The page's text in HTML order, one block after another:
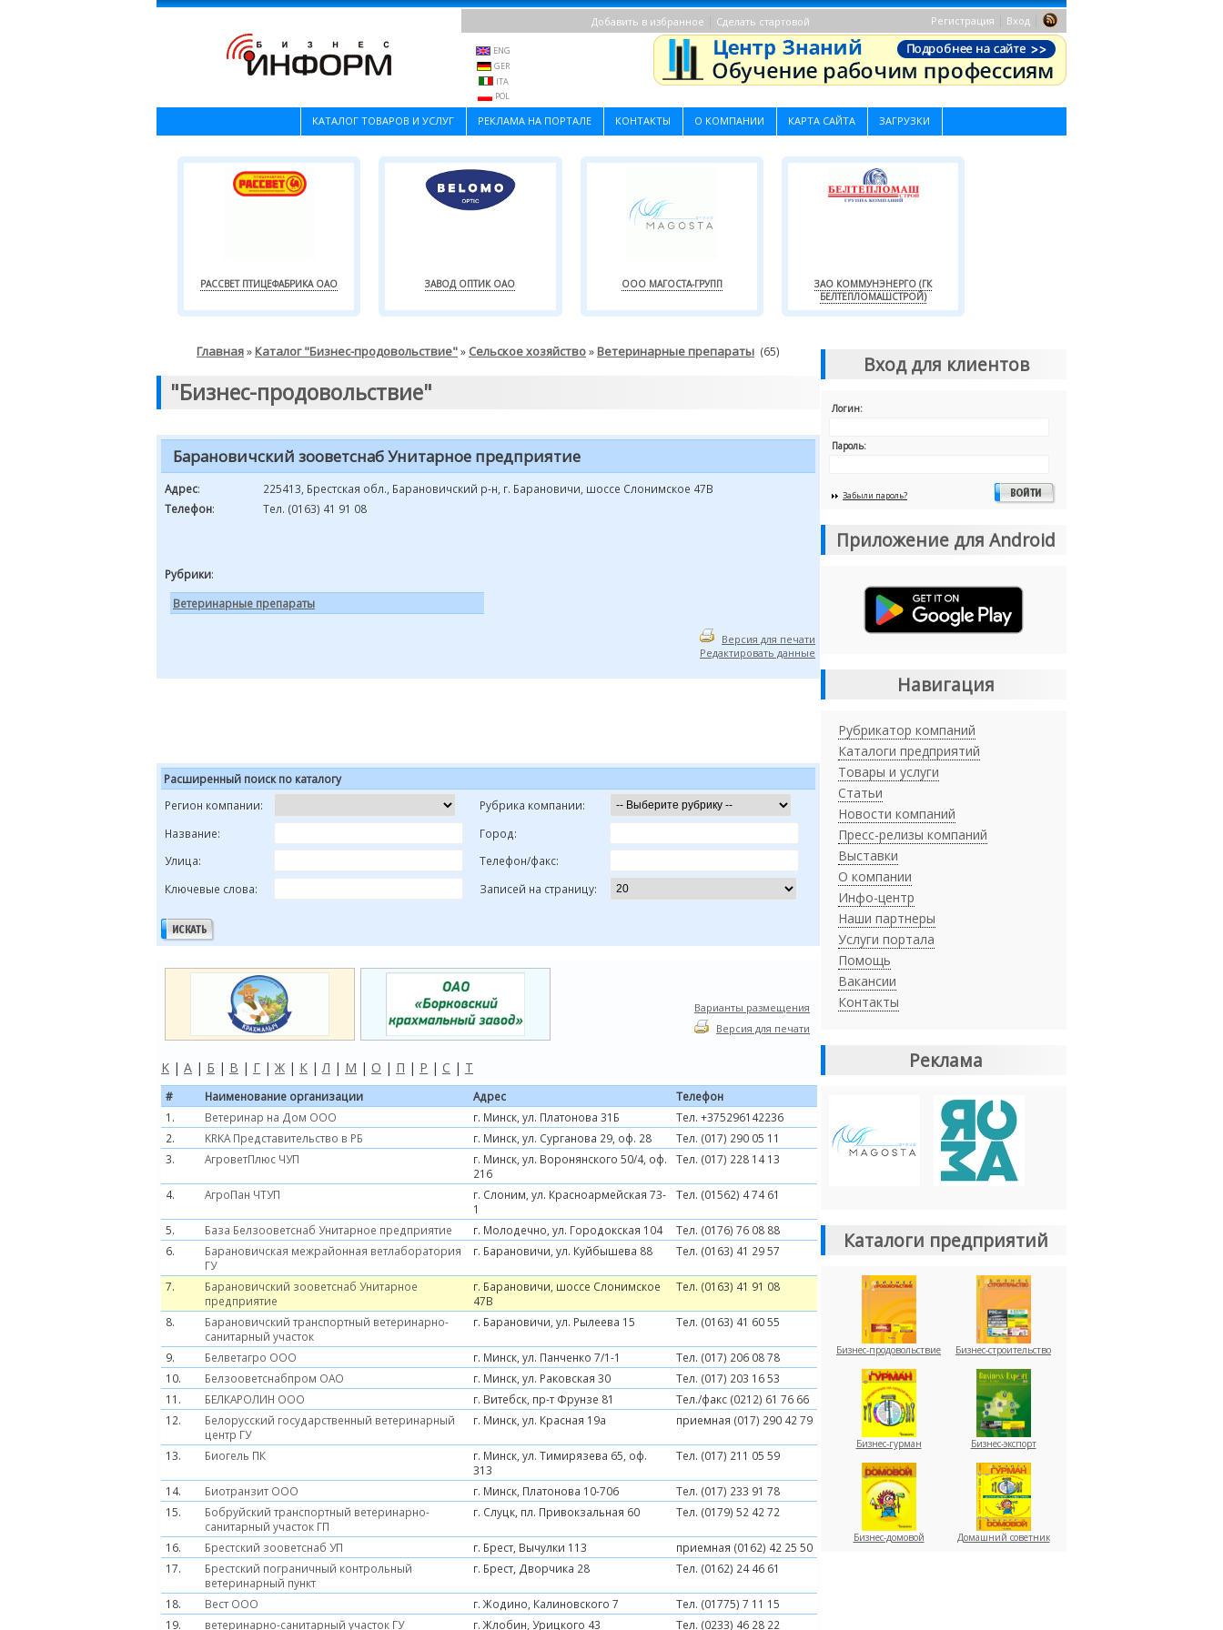
Регистрация Вход
Добавить в избранное Сделать стартовой
ENG
GER
ITA
POL
КАТАЛОГ ТОВАРОВ И УСЛУГ РЕКЛАМА НА ПОРТАЛЕ КОНТАКТЫ О КОМПАНИИ КАРТА САЙТА ЗАГРУЗКИ
РАССВЕТ ПТИЦЕФАБРИКА ОАО ЗАВОД ОПТИК ОАО ООО МАГОСТА-ГРУПП
ЗАО КОММУНЭНЕРГО (ГК
БЕЛТЕПЛОМАШСТРОЙ)
Главная» Каталог "Бизнес-продовольствие"» Сельское хозяйство» Ветеринарные препараты (65)
"Бизнес-продовольствие"
Барановичский зооветснаб Унитарное предприятие
Адрес:
225413, Брестская обл., Барановичский р-н, г. Барановичи, шоссе Слонимское 47В
Телефон: Тел. (0163) 41 91 08
Рубрики:
Ветеринарные препараты
Версия для печати
Редактировать данные
Расширенный поиск по каталогу
Регион компании:
Рубрика компании:
Название:
Город:
Улица:
Телефон/факс:
Ключевые слова:
Записей на страницу:
Варианты размещения
Версия для печати
K | А | Б | В | Г | Ж | К |Л | М | О | П | Р | С | Т
# Наименование организации Адрес
Телефон
1.
Ветеринар на Дом ООО г. Минск, ул. Платонова 31Б
Тел. +375296142236
2.
KRKA Представительство в РБ г. Минск, ул. Сурганова 29, оф. 28
Тел. (017) 290 05 11
3.
АгроветПлюс ЧУП
г. Минск, ул. Воронянского 50/4, оф.
216
Тел. (017) 228 14 13
4. АгроПан ЧТУП
г. Слоним, ул. Красноармейская 73-
1
Тел. (01562) 4 74 61
5. База Белзооветснаб Унитарное предприятие г. Молодечно, ул. Городокская 104
Тел. (0176) 76 08 88
6.
Барановичская межрайонная ветлаборатория
ГУ
г. Барановичи, ул. Куйбышева 88 Тел. (0163) 41 29 57
7.
Барановичский зооветснаб Унитарное
предприятие
г. Барановичи, шоссе Слонимское
47В
Тел. (0163) 41 91 08
8.
Барановичский транспортный ветеринарно-
санитарный участок
г. Барановичи, ул. Рылеева 15 Тел. (0163) 41 60 55
9. Белветагро ООО г. Минск, ул. Панченко 7/1-1
Тел. (017) 206 08 78
10.
Белзооветснабпром ОАО г. Минск, ул. Раковская 30
Тел. (017) 203 16 53
11.
БЕЛКАРОЛИН ООО г. Витебск, пр-т Фрунзе 81
Тел./факс (0212) 61 76 66
12.
Белорусский государственный ветеринарный
центр ГУ
г. Минск, ул. Красная 19а приемная (017) 290 42 79
13. Биогель ПК
г. Минск, ул. Тимирязева 65, оф.
313
Тел. (017) 211 05 59
14. Биотранзит ООО г. Минск, Платонова 10-706
Тел. (017) 233 91 78
15.
Бобруйский транспортный ветеринарно-
санитарный участок ГП
г. Слуцк, пл. Привокзальная 60 Тел. (0179) 52 42 72
16. Брестский зооветснаб УП г. Брест, Вычулки 113
приемная (0162) 42 25 50
17.
Брестский пограничный контрольный
ветеринарный пункт
г. Брест, Дворчика 28 Тел. (0162) 24 46 61
18. Вест ООО г. Жодино, Калиновского 7
Тел. (01775) 7 11 15
19.
ветеринарно-санитарный участок ГУ
г. Жлобин, Урицкого 43 Тел. (0233) 46 28 22
Вход для клиентов
Логин:
Пароль:
Забыли пароль?
Приложение для Android
Навигация
Рубрикатор компаний
Каталоги предприятий
Товары и услуги
Статьи
Новости компаний
Пресс-релизы компаний
Выставки
О компании
Инфо-центр
Наши партнеры
Услуги портала
Помощь
Вакансии
Контакты
Реклама
Каталоги предприятий
Бизнес-продовольствие Бизнес-строительство
Бизнес-гурман Бизнес-экспорт
Бизнес-домовой Домашний советник